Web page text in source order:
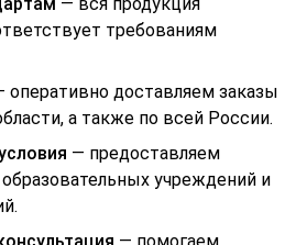
требованиям
оперативно доставляем заказы
а также по всей России.
— предоставляем
учреждений и